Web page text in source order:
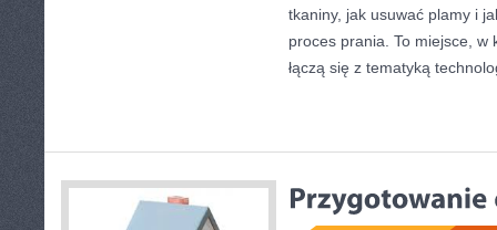
tkaniny, jak usuwać plamy i
proces prania. To miejsce, w
łączą się z tematyką